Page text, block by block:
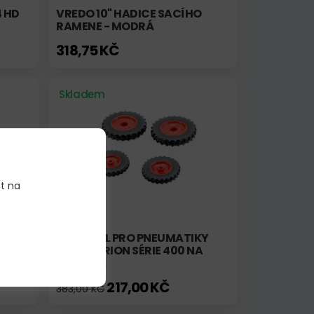
HD VREDO 10" HADICE SACÍHO
RAMENE - MODRÁ
318,75 KČ
-
Skladem
SADA KOL PRO PNEUMATIKY
CLAAS ARION SÉRIE 400 NA
TRÁVNÍK
383,00 KČ217,00 KČ
na